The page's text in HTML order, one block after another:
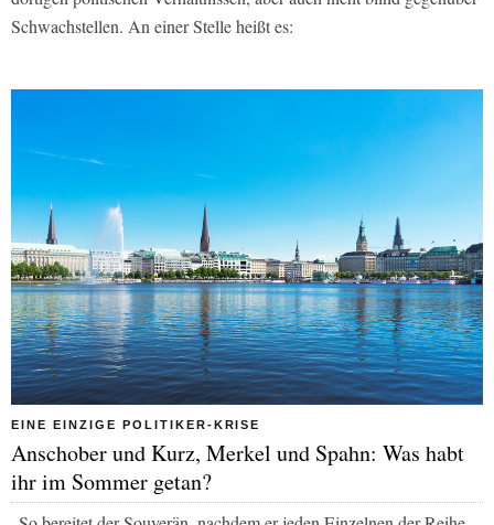
Schwachstellen. An einer Stelle heißt es:
EINE EINZIGE POLITIKER-KRISE
Anschober und Kurz, Merkel und Spahn: Was habt
ihr im Sommer getan?